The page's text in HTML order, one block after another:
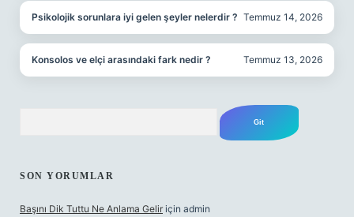
Psikolojik sorunlara iyi gelen şeyler nelerdir ? Temmuz 14, 2026
Konsolos ve elçi arasındaki fark nedir ? Temmuz 13, 2026
SON YORUMLAR
Başını Dik Tuttu Ne Anlama Gelir için admin